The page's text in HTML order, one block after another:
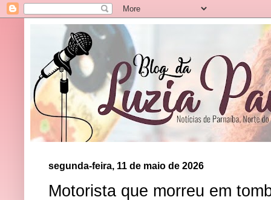
segunda-feira, 11 de maio de 2026
Motorista que morreu em